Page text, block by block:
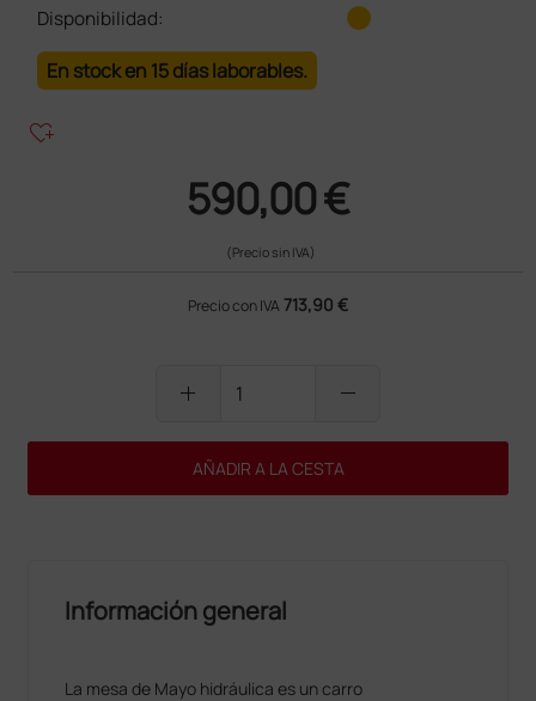
Disponibilidad:
En stock en 15 días laborables.
heart_plus
590,00 €
(Precio sin IVA)
Precio con IVA 713,90 €
add remove
AÑADIR A LA CESTA
Información general
La mesa de Mayo hidráulica es un carro